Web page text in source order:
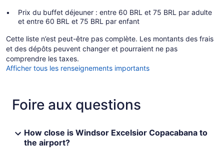
Prix du buffet déjeuner : entre 60 BRL et 75 BRL par adulte
et entre 60 BRL et 75 BRL par enfant
Cette liste n’est peut-être pas complète. Les montants des frais
et des dépôts peuvent changer et pourraient ne pas
comprendre les taxes.
Afficher tous les renseignements importants
Foire aux questions
How close is Windsor Excelsior Copacabana to
the airport?